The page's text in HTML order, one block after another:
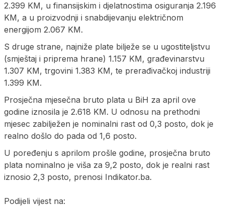
2.399 KM, u finansijskim i djelatnostima osiguranja 2.196
KM, a u proizvodnji i snabdijevanju električnom
energijom 2.067 KM.
S druge strane, najniže plate bilježe se u ugostiteljstvu
(smještaj i priprema hrane) 1.157 KM, građevinarstvu
1.307 KM, trgovini 1.383 KM, te prerađivačkoj industriji
1.399 KM.
Prosječna mjesečna bruto plata u BiH za april ove
godine iznosila je 2.618 KM. U odnosu na prethodni
mjesec zabilježen je nominalni rast od 0,3 posto, dok je
realno došlo do pada od 1,6 posto.
U poređenju s aprilom prošle godine, prosječna bruto
plata nominalno je viša za 9,2 posto, dok je realni rast
iznosio 2,3 posto, prenosi Indikator.ba.
Podijeli vijest na: